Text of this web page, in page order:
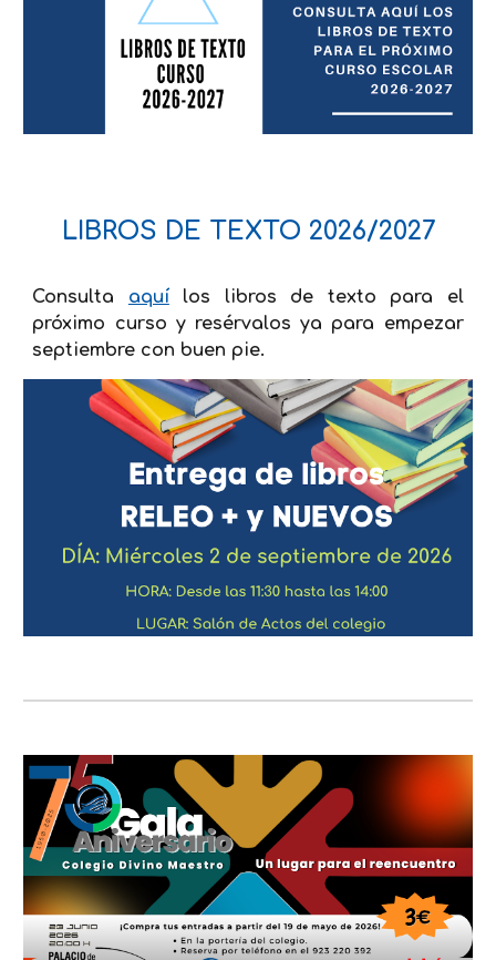
LIBROS DE TEXTO 2026/2027
Consulta aquílos libros de texto para el
próximo curso y resérvalos ya para empezar
septiembre con buen pie.